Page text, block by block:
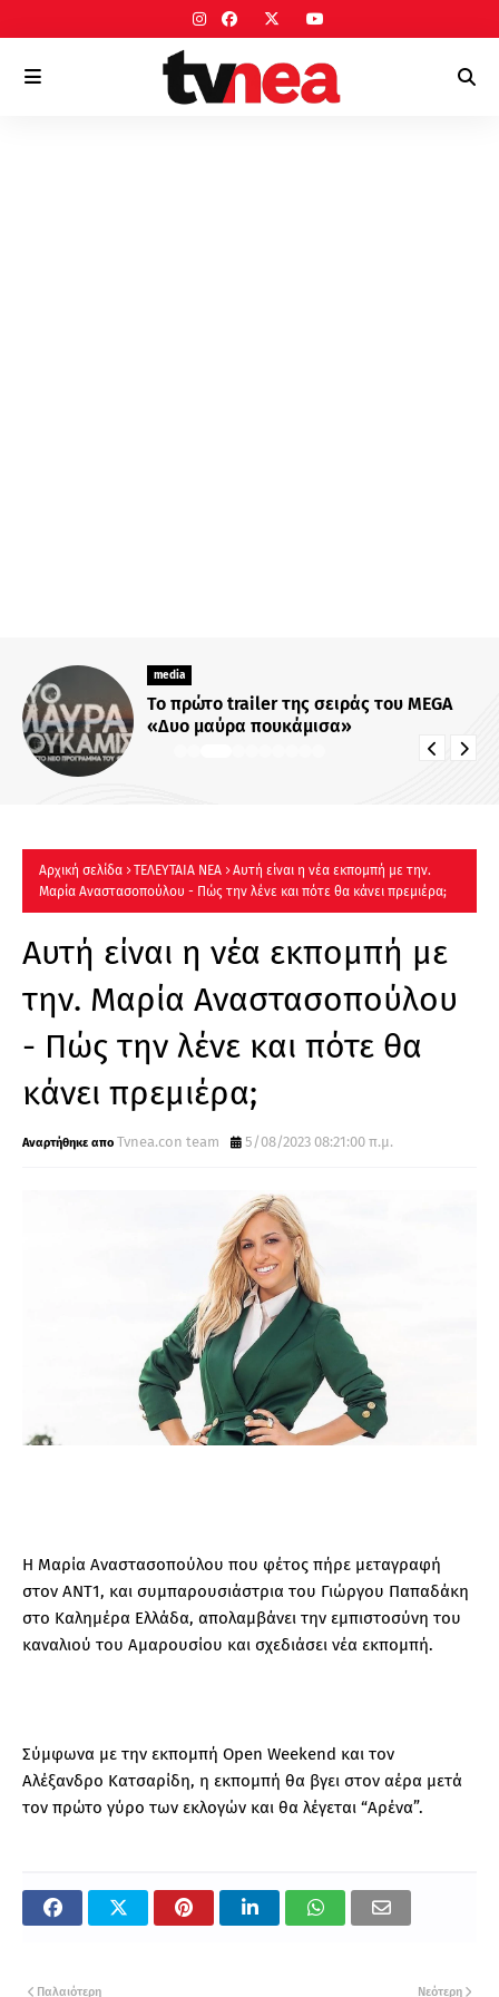
media
Το πρώτο trailer της σειράς του MEGA
«Δυο μαύρα πουκάμισα»
Αρχική σελίδα ΤΕΛΕΥΤΑΙΑ ΝΕΑ
Αυτή είναι η νέα εκπομπή με την.
Μαρία Αναστασοπούλου - Πώς την λένε και πότε θα κάνει πρεμιέρα;
Αυτή είναι η νέα εκπομπή με
την. Μαρία Αναστασοπούλου
- Πώς την λένε και πότε θα
κάνει πρεμιέρα;
Tvnea.con team 5/08/2023 08:21:00 π.μ.
Η Μαρία Αναστασοπούλου που φέτος πήρε μεταγραφή
στον ΑΝΤ1, και συμπαρουσιάστρια του Γιώργου Παπαδάκη
στο Καλημέρα Ελλάδα, απολαμβάνει την εμπιστοσύνη του
καναλιού του Αμαρουσίου και σχεδιάσει νέα εκπομπή.
Σύμφωνα με την εκπομπή Open Weekend και τον
Αλέξανδρο Κατσαρίδη, η εκπομπή θα βγει στον αέρα μετά
τον πρώτο γύρο των εκλογών και θα λέγεται “Αρένα”.
Νεότερη
Παλαιότερη